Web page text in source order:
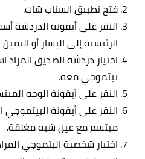
فتح تطبيق السناب شات.
النقر على أيقونة الدردشة
الرئيسية إلى اليسار أو
اختيار دردشة الصديق
بيتموجي معه.
النقر على أيقونة الوجه
النقر على أيقونة
مبتسم مع عين شبه مغلقة.
اختيار شخصية البتموجي